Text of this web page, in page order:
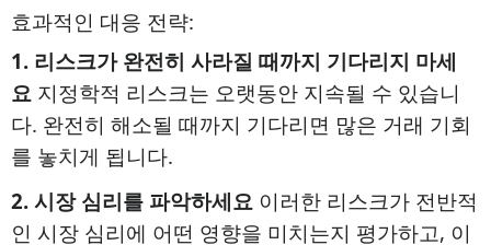
효과적인 대응 전략:
1. 리스크가 완전히 사라질 때까지 기다리지 마세
요 지정학적 리스크는 오랫동안 지속될 수 있습니
다. 완전히 해소될 때까지 기다리면 많은 거래 기회
를 놓치게 됩니다.
2. 시장 심리를 파악하세요 이러한 리스크가 전반적
인 시장 심리에 어떤 영향을 미치는지 평가하고, 이